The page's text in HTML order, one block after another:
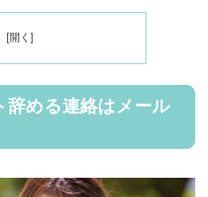
辞める連絡はメール